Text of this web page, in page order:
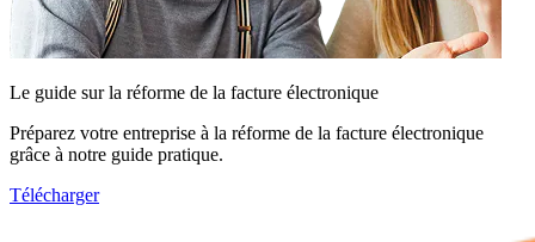
Le guide sur la réforme de la facture électronique
Préparez votre entreprise à la réforme de la facture électronique
grâce à notre guide pratique.
Télécharger